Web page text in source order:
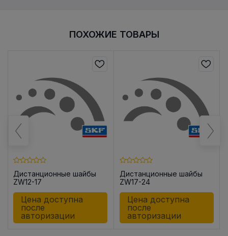
ПОХОЖИЕ ТОВАРЫ
Дистанционные шайбы
ZW12-17
Цена доступна
после
авторизации
Дистанционные шайбы
ZW17-24
Цена доступна
после
авторизации